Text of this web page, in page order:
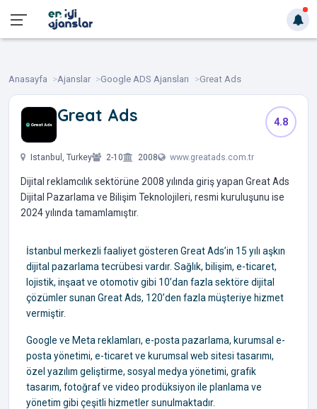
Anasayfa Ajanslar Google ADS Ajansları Great Ads
Great Ads 4.8
Istanbul, Turkey 2-10 2008 www.greatads.com.tr
Dijital reklamcılık sektörüne 2008 yılında giriş yapan Great Ads
Dijital Pazarlama ve Bilişim Teknolojileri, resmi kuruluşunu ise
2024 yılında tamamlamıştır.
İstanbul merkezli faaliyet gösteren Great Ads’in 15 yılı aşkın
dijital pazarlama tecrübesi vardır. Sağlık, bilişim, e-ticaret,
lojistik, inşaat ve otomotiv gibi 10’dan fazla sektöre dijital
çözümler sunan Great Ads, 120’den fazla müşteriye hizmet
vermiştir.
Google ve Meta reklamları, e-posta pazarlama, kurumsal e-
posta yönetimi, e-ticaret ve kurumsal web sitesi tasarımı,
özel yazılım geliştirme, sosyal medya yönetimi, grafik
tasarım, fotoğraf ve video prodüksiyon ile planlama ve
yönetim gibi çeşitli hizmetler sunulmaktadır.